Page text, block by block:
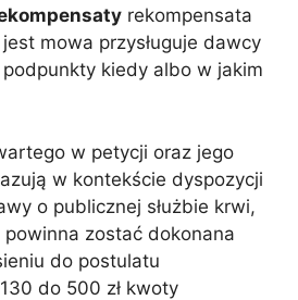
rekompensata
mowa przysługuje dawcy
kiedy albo w jakim
w petycji oraz jego
w kontekście dyspozycji
o publicznej służbie krwi,
zostać dokonana
do postulatu
do 500 zł kwoty